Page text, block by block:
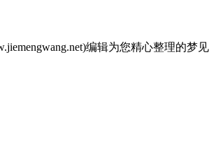
编辑为您精心整理的梦见